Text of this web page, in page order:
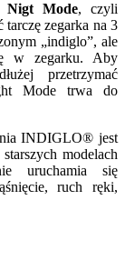
Mode, czyli
zegarka na 3
„indiglo”, ale
w zegarku. Aby
przetrzymać
Mode trwa do
INDIGLO® jest
modelach
uruchamia się
ruch ręki,